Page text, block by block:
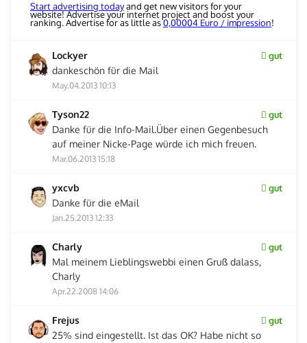
Start advertising todayand get new visitors for your
website! Advertise your internet project and boost your
ranking. Advertise for as little as0,00004 Euro / impression!
Lockyer gut
dankeschön für die Mail
May.04.2013 10:13
Tyson22 gut
Danke für die Info-Mail.Über einen Gegenbesuch
auf meiner Nicke-Page würde ich mich freuen.
Mar.06.2013 15:18
yxcvb gut
Danke für die eMail
Jan.25.2013 12:33
Charly gut
Mal meinem Lieblingswebbi einen Gruß dalass,
Charly
Apr.22.2008 14:06
Frejus gut
25% sind eingestellt. Ist das OK? Habe nicht so